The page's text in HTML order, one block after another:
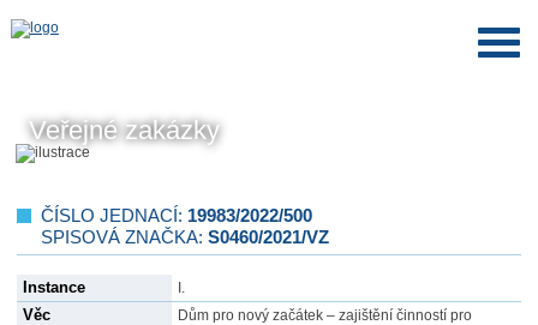
Veřejné zakázky
ČÍSLO JEDNACÍ: 19983/2022/500
SPISOVÁ ZNAČKA: S0460/2021/VZ
Instance I.
Věc
Dům pro nový začátek – zajištění činností pro